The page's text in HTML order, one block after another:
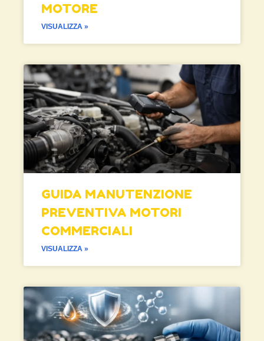
MOTORE
VISUALIZZA »
GUIDA MANUTENZIONE
PREVENTIVA MOTORI
COMMERCIALI
VISUALIZZA »